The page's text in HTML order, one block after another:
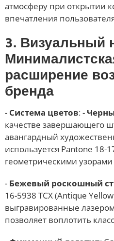
атмосферу при открытии
впечатления
3. Визуальный
расширение
бренда
- Система цветов: -
качестве завершающего
авангардный
используется Pantone 18-
геометрическими узорами
- Бежевый роскошный
16-5938 TCX (Antique
выгравированные
позволяет воплотить